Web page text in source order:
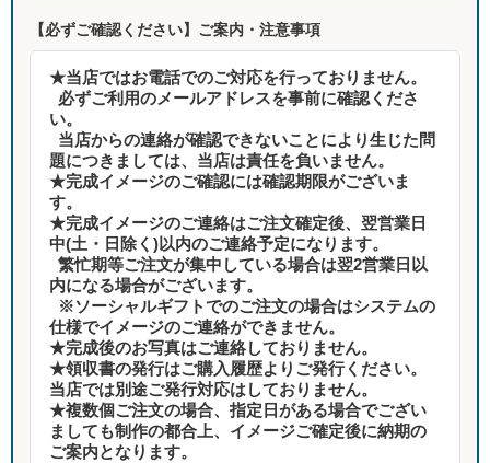
【必ずご確認ください】ご案内・注意事項